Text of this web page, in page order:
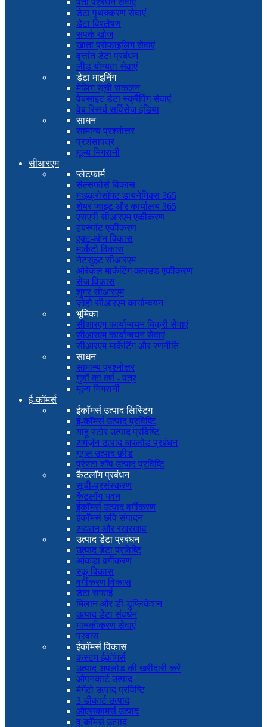
पता प्रबंधन सेवाएं
डेटा पृथक्करण सेवाएं
डेटा विश्लेषण
संपर्क खोज
खाता प्रोफाइलिंग सेवाएं
वृत्तांत डेटा प्रबंधन
लीड योग्यता सेवाएं
डेटा माइनिंग
मेलिंग सूची संकलन
वेबसाइट डेटा स्क्रैपिंग सेवाएं
वेब रिसर्च सर्विसेज इंडिया
साधन
सामान्य प्रश्नोत्तर
प्रशंसापत्र
मूल्य निगरानी
सीआरएम
प्लेटफार्म
सेल्सफोर्स विकास
माइक्रोसॉफ्ट डायनेमिक्स 365
शेयर प्वाइंट और कार्यालय 365
एसएपी सीआरएम एकीकरण
हबस्पॉट एकीकरण
एक्ट-ऑन विकास
मार्केटो विकास
नेटसुइट सीआरएम
ओरेकल मार्केटिंग क्लाउड एकीकरण
सेज विकास
शुगर सीआरएम
ज़ोहो सीआरएम कार्यान्वयन
भूमिका
सीआरएम कार्यान्वयन बिक्री सेवाएं
सीआरएम कार्यान्वयन सेवाएं
सीआरएम मार्केटिंग और रणनीति
साधन
सामान्य प्रश्नोत्तर
गुणों का वर्ण - पत्र
मूल्य निगरानी
ई-कॉमर्स
ईकॉमर्स उत्पाद लिस्टिंग
ई-कॉमर्स उत्पाद प्रविष्टि
याहू स्टोर उत्पाद प्रविष्टि
अमेज़ॅन उत्पाद अपलोड प्रबंधन
गूगल उत्पाद फ़ीड
प्रेस्टा शॉप उत्पाद प्रविष्टि
कैटलॉग प्रबंधन
सूची-प्रसंस्करण
कैटलॉग भवन
ईकॉमर्स उत्पाद वर्गीकरण
ईकॉमर्स छवि संपादन
अद्यतन और रखरखाव
उत्पाद डेटा प्रबंधन
उत्पाद डेटा प्रविष्टि
आंकड़ा वर्गीकरण
स्कू विकास
वर्गीकरण विकास
डेटा सफाई
मिलान और डी-डुप्लिकेशन
उत्पाद डेटा संवर्धन
मानकीकरण सेवाएं
प्रवास
ईकॉमर्स विकास
कस्टम ईकॉमर्स
उत्पाद अपलोड की खरीदारी करें
ओपनकार्ट उत्पाद
मैगेंटो उत्पाद प्रविष्टि
3 डीकार्ट उत्पाद
ओएसकामर्स उत्पाद
वू कॉमर्स उत्पाद